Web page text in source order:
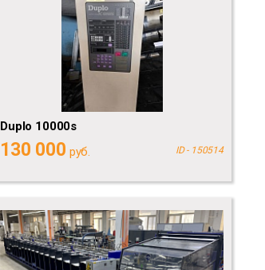
Duplo 10000s
130 000 руб. ID - 150514